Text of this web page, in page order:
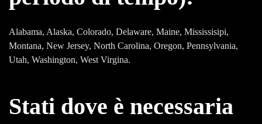
Alabama, Alaska, Colorado, Delaware, Maine, Mississisipi,
Montana, New Jersey, North Carolina, Oregon, Pennsylvania,
Utah, Washington, West Virgina.
Stati dove è necessaria